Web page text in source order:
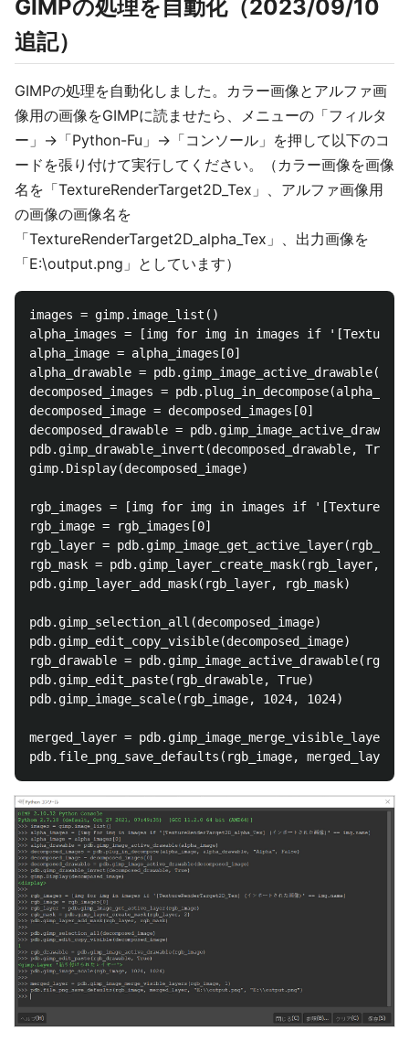
GIMPの処理を自動化（2023/09/10
追記）
GIMPの処理を自動化しました。カラー画像とアルファ画
像用の画像をGIMPに読ませたら、メニューの「フィルタ
ー」→「Python-Fu」→「コンソール」を押して以下のコ
ードを張り付けて実行してください。（カラー画像を画像
名を「TextureRenderTarget2D_Tex」、アルファ画像用
の画像の画像名を
「TextureRenderTarget2D_alpha_Tex」、出力画像を
「E:\output.png」としています）
images = gimp.image_list()
alpha_images = [img for img in images if
alpha_image = alpha_images[0]
alpha_drawable =
decomposed_images =
decomposed_image = decomposed_images[0]
decomposed_drawable =
pdb.gimp_drawable_invert(decomposed_drawable, True)
gimp.Display(decomposed_image)
rgb_images = [img for img in images if
rgb_image = rgb_images[0]
rgb_layer =
rgb_mask = pdb.gimp_layer_create_mask(rgb_layer, 2)
pdb.gimp_layer_add_mask(rgb_layer, rgb_mask)
pdb.gimp_selection_all(decomposed_image)
pdb.gimp_edit_copy_visible(decomposed_image)
rgb_drawable =
pdb.gimp_edit_paste(rgb_drawable, True)
pdb.gimp_image_scale(rgb_image, 1024, 1024)
merged_layer =